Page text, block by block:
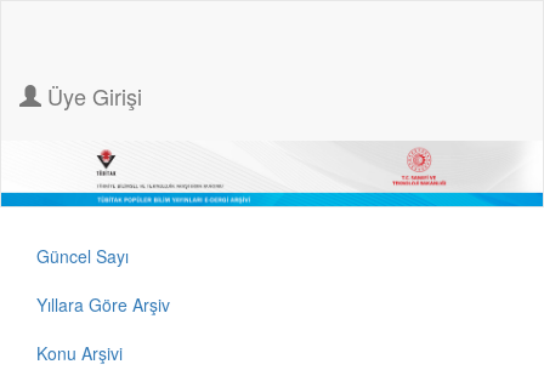
Üye Girişi
Güncel Sayı
Yıllara Göre Arşiv
Konu Arşivi